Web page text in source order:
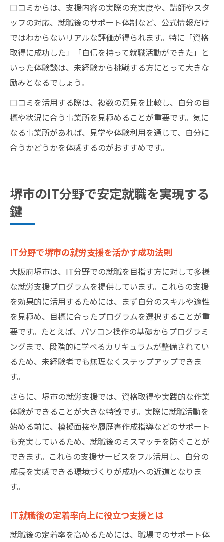
口コミからは、支援内容の実際の充実度や、講師やスタ
ッフの対応、就職後のサポート体制など、公式情報だけ
ではわからないリアルな評価が得られます。特に「資格
取得に成功した」「自信を持って就職活動ができた」と
いった体験談は、未経験から挑戦する方にとって大きな
励みとなるでしょう。
口コミを活用する際は、複数の意見を比較し、自分の目
標や状況に合う事業所を見極めることが重要です。気に
なる事業所があれば、見学や体験利用を通じて、自分に
合うかどうかを体感するのがおすすめです。
堺市のIT分野で安定就職を実現する
鍵
IT分野で堺市の就労支援を活かす成功法則
大阪府堺市は、IT分野での就職を目指す方に対して多様
な就労支援プログラムを提供しています。これらの支援
を効果的に活用するためには、まず自分のスキルや適性
を見極め、目標に合ったプログラムを選択することが重
要です。たとえば、パソコン操作の基礎からプログラミ
ングまで、段階的に学べるカリキュラムが整備されてい
るため、未経験者でも無理なくステップアップできま
す。
さらに、堺市の就労支援では、資格取得や実践的な作業
体験ができることが大きな特徴です。実際に就職活動を
始める前に、模擬面接や履歴書作成指導などのサポート
も充実しているため、就職後のミスマッチを防ぐことが
できます。これらの支援サービスをフル活用し、自分の
成長を実感できる環境づくりが成功への近道となりま
す。
IT就職後の定着率向上に役立つ支援とは
就職後の定着率を高めるためには、職場でのサポート体